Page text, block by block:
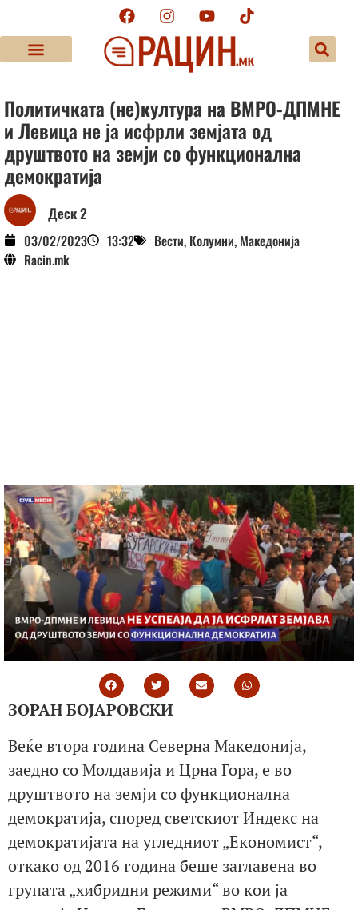
Политичката (не)култура на ВМРО-ДПМНЕ
и Левица не ја исфрли земјата од
друштвото на земји со функционална
демократија
Деск 2
03/02/2023 13:32 Вести, Колумни, Македонија
Racin.mk
ЗОРАН БОЈАРОВСКИ
Веќе втора година Северна Македонија,
заедно со Молдавија и Црна Гора, е во
друштвото на земји со функционална
демократија, според светскиот Индекс на
демократијата на угледниот „Економист“,
откако од 2016 година беше заглавена во
групата „хибридни режими“ во кои ја